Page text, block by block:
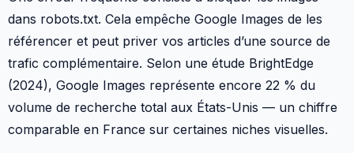
dans robots.txt. Cela empêche Google Images de les
référencer et peut priver vos articles d’une source de
trafic complémentaire. Selon une étude BrightEdge
(2024), Google Images représente encore 22 % du
volume de recherche total aux États-Unis — un chiffre
comparable en France sur certaines niches visuelles.